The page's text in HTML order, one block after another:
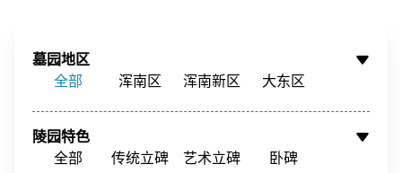
墓园地区
全部
浑南区 浑南新区
大东区
铁西区
铁西新区 苏家屯区
沈北新区
辽中区
陵园特色
全部
传统立碑 艺术立碑
卧碑